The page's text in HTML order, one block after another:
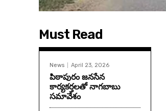
Must Read
News April 23, 2026
పిఠాపురం జనసేన
కార్యకర్తలతో నాగబాబు
సమావేశం